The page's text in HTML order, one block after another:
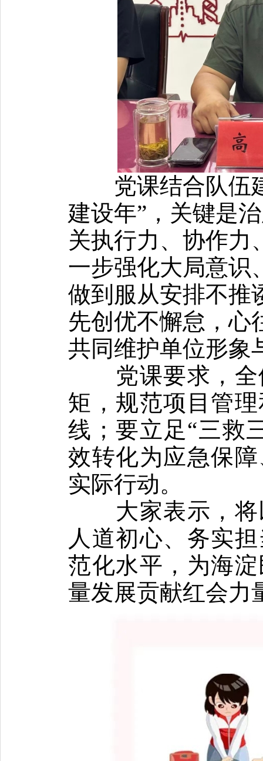
党课结合队伍
建设年”，关键是
关执行力、协作力
一步强化大局意识
做到服从安排不推
先创优不懈怠，心
共同维护单位形象
党课要求，
矩，规范项目管
线；要立足“三救
效转化为应急保
实际行动。
大家表示，
人道初心、务实
范化水平，为海
量发展贡献红会力